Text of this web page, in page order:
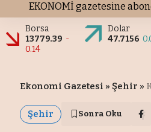
EKONOMİ gazetesine
Borsa
13779.39 -
0.14
Dolar
47.7156
Ekonomi Gazetesi » Şehir »
Şehir Sonra Oku